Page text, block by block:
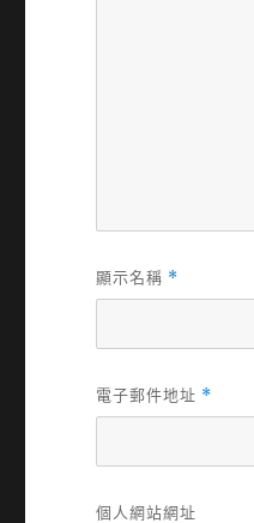
顯示名稱 *
電子郵件地址 *
個人網站網址